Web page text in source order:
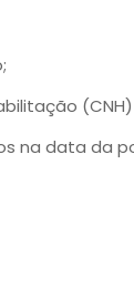
na data da